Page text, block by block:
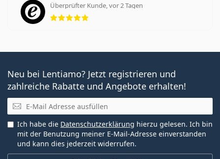
Überprüfter Kunde, vor 2 Tagen
Bewertung 5 aus 5
Neu bei Lentiamo? Jetzt registrieren und
zahlreiche Rabatte und Angebote erhalten!
E-Mail
Ich habe die Datenschutzerklärung hierzu gelesen. Ich bin
mit der Benutzung meiner E-Mail-Adresse einverstanden
und kann dies jederzeit widerrufen.